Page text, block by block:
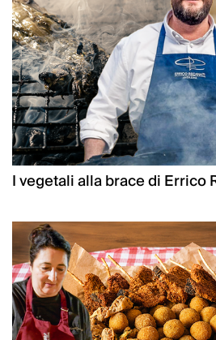
I vegetali alla brace di Errico